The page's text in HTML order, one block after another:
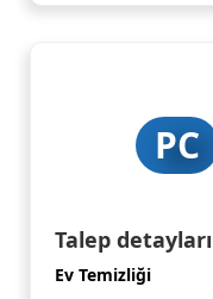
PC
Talep detayları
Ev Temizliği